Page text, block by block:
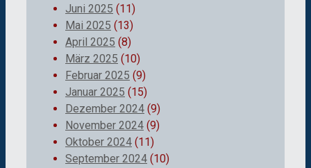
Juni 2025 (11)
Mai 2025 (13)
April 2025 (8)
März 2025 (10)
Februar 2025 (9)
Januar 2025 (15)
Dezember 2024 (9)
November 2024 (9)
Oktober 2024 (11)
September 2024 (10)